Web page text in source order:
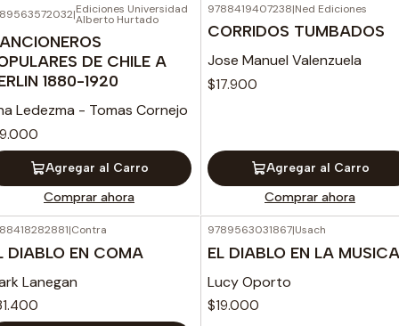
|Ediciones Universidad
Alberto Hurtado
DE CHILE A
1880-1920
Ledezma - Tomas Cornejo
Agregar al Carro
Comprar ahora
9788419407238|Ned Ediciones
CORRIDOS TUMBADOS
Jose Manuel Valenzuela
$17.900
Agregar al Carro
Comprar ahora
|Contra
DIABLO EN COMA
Lanegan
Agotado
9789563031867|Usach
EL DIABLO EN LA MUSICA
Lucy Oporto
$19.000